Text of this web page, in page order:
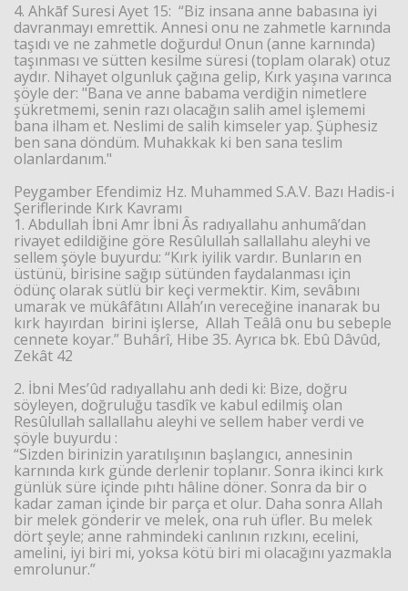
4. Ahkāf Suresi Ayet 15: “Biz insana anne babasına iyi
davranmayı emrettik. Annesi onu ne zahmetle karnında
taşıdı ve ne zahmetle doğurdu! Onun (anne karnında)
taşınması ve sütten kesilme süresi (toplam olarak) otuz
aydır. Nihayet olgunluk çağına gelip, Kırk yaşına varınca
şöyle der: "Bana ve anne babama verdiğin nimetlere
şükretmemi, senin razı olacağın salih amel işlememi
bana ilham et. Neslimi de salih kimseler yap. Şüphesiz
ben sana döndüm. Muhakkak ki ben sana teslim
olanlardanım."
Peygamber Efendimiz Hz. Muhammed S.A.V. Bazı Hadis-i
Şeriflerinde Kırk Kavramı
1. Abdullah İbni Amr İbni Âs radıyallahu anhumâ’dan
rivayet edildiğine göre Resûlullah sallallahu aleyhi ve
sellem şöyle buyurdu: “Kırk iyilik vardır. Bunların en
üstünü, birisine sağıp sütünden faydalanması için
ödünç olarak sütlü bir keçi vermektir. Kim, sevâbını
umarak ve mükâfâtını Allah’ın vereceğine inanarak bu
kırk hayırdan birini işlerse, Allah Teâlâ onu bu sebeple
cennete koyar.” Buhârî, Hibe 35. Ayrıca bk. Ebû Dâvûd,
Zekât 42
2. İbni Mes’ûd radıyallahu anh dedi ki: Bize, doğru
söyleyen, doğruluğu tasdîk ve kabul edilmiş olan
Resûlullah sallallahu aleyhi ve sellem haber verdi ve
şöyle buyurdu :
“Sizden birinizin yaratılışının başlangıcı, annesinin
karnında kırk günde derlenir toplanır. Sonra ikinci kırk
günlük süre içinde pıhtı hâline döner. Sonra da bir o
kadar zaman içinde bir parça et olur. Daha sonra Allah
bir melek gönderir ve melek, ona ruh üfler. Bu melek
dört şeyle; anne rahmindeki canlının rızkını, ecelini,
amelini, iyi biri mi, yoksa kötü biri mi olacağını yazmakla
emrolunur.”